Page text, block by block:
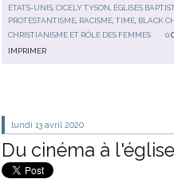
ÉTATS-UNIS ,CICELY TYSON ÉGLISES
PROTESTANTISME RACISME ,TIME BLACK
CHRISTIANISME ET RÔLE DES FEMMES
0
IMPRIMER
lundi 13 avril 2020
Du cinéma à